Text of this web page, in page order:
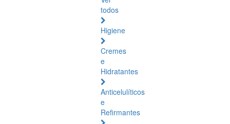
todos
Higiene
Cremes
e
Hidratantes
Anticelulíticos
e
Refirmantes